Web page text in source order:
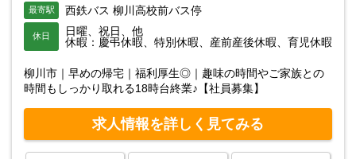
最寄駅 西鉄バス 柳川高校前バス停
休日
日曜、祝日、他
休暇：慶弔休暇、特別休暇、産前産後休暇、育児休暇
柳川市｜早めの帰宅｜福利厚生◎｜趣味の時間やご家族との
時間もしっかり取れる18時台終業♪【社員募集】
求人情報を詳しく見てみる